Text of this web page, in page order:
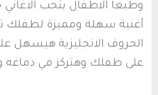
وطبعا الاطفال بتحب الاغاني
أغنية سهلة ومميزة لطفلك
الحروف الانجليزية هيسهل
على طفلك وهتركز في